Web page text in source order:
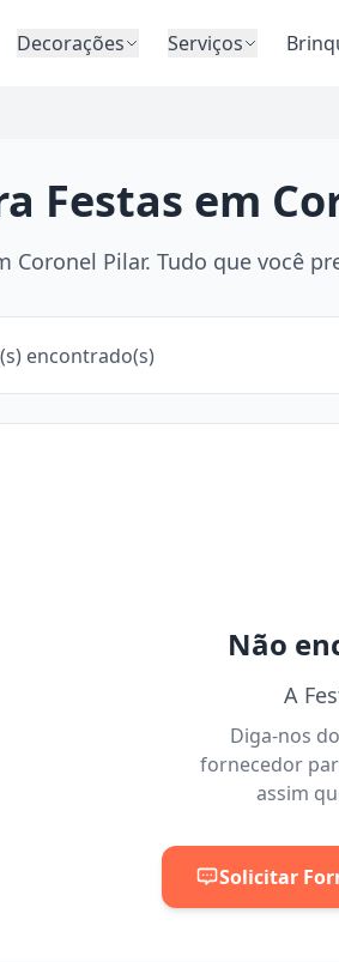
Decorações Serviços
Festas em
Pilar. Tudo que você
encontrado(s)
Não
A
Diga-nos
fornecedor
assim
Solicitar